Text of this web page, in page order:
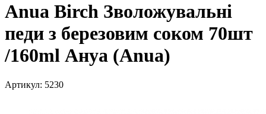
Anua Birch Зволожувальні
педи з березовим соком 70шт
/160ml Ануа (Anua)
Артикул: 5230